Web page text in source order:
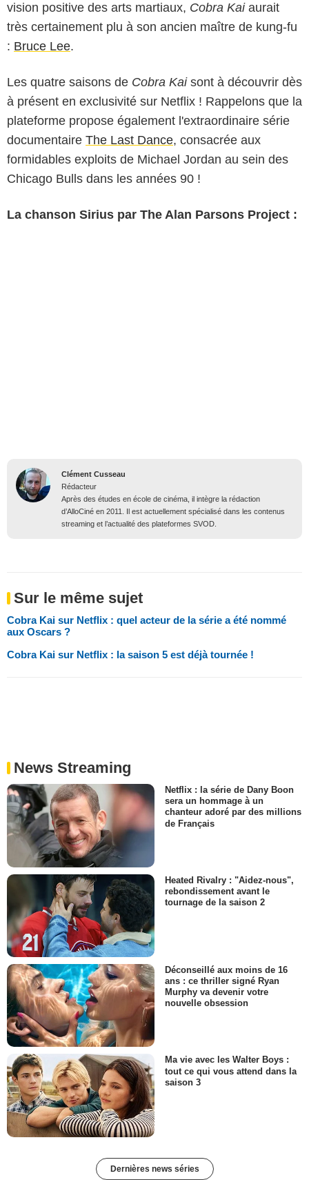
vision positive des arts martiaux, Cobra Kaiaurait
très certainement plu à son ancien maître de kung-fu
: Bruce Lee.
Les quatre saisons de Cobra Kaisont à découvrir dès
à présent en exclusivité sur Netflix ! Rappelons que la
plateforme propose également l'extraordinaire série
documentaire The Last Dance, consacrée aux
formidables exploits de Michael Jordan au sein des
Chicago Bulls dans les années 90 !
La chanson Sirius par The Alan Parsons Project :
Clément Cusseau
Rédacteur
Après des études en école de cinéma, il intègre la rédaction
d’AlloCiné en 2011. Il est actuellement spécialisé dans les contenus
streaming et l’actualité des plateformes SVOD.
Sur le même sujet
Cobra Kai sur Netflix : quel acteur de la série a été nommé
aux Oscars ?
Cobra Kai sur Netflix : la saison 5 est déjà tournée !
News Streaming
Netflix : la série de Dany Boon
sera un hommage à un
chanteur adoré par des millions
de Français
Heated Rivalry : "Aidez-nous",
rebondissement avant le
tournage de la saison 2
Déconseillé aux moins de 16
ans : ce thriller signé Ryan
Murphy va devenir votre
nouvelle obsession
Ma vie avec les Walter Boys :
tout ce qui vous attend dans la
saison 3
Dernières news séries